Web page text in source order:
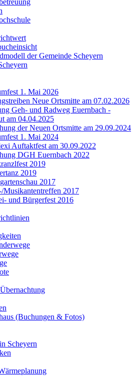
der Gemeinde Scheyern
1. Mai 2026
Neue Ortsmitte am 07.02.2026
Geh- und Radweg Euernbach -
am 04.04.2025
der Neuen Ortsmitte am 29.09.2024
1. Mai 2024
Auftaktfest am 30.09.2022
DGH Euernbach 2022
2019
2019
2017
Musikantentreffen 2017
und Bürgerfest 2016
(Buchungen & Fotos)
Scheyern